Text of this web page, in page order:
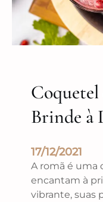
Coquetel
Brinde à
17/12/2021
A romã é uma
encantam à
vibrante, suas